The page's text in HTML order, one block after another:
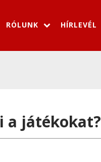
RÓLUNK HÍRLEVÉL
a játékokat?